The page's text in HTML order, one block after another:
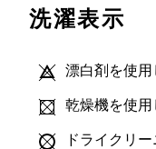
洗濯表示
漂白剤を使
乾燥機を使
ドライクリ